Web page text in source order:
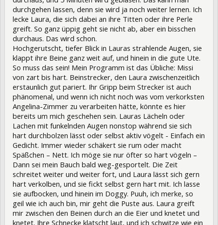
durchgehen lassen, denn sie wird ja noch weiter lernen. Ich
lecke Laura, die sich dabei an ihre Titten oder ihre Perle
greift. So ganz üppig geht sie nicht ab, aber ein bisschen
durchaus. Das wird schon.
Hochgerutscht, tiefer Blick in Lauras strahlende Augen, sie
klappt ihre Beine ganz weit auf, und hinein in die gute Ute.
So muss das sein! Mein Programm ist das Übliche: Missi
von zart bis hart. Beinstrecker, den Laura zwischenzeitlich
erstaunlich gut pariert. Ihr Gripp beim Strecker ist auch
phänomenal, und wenn ich nicht noch was vom verkorksten
Angelina-Zimmer zu verarbeiten hätte, könnte es hier
bereits um mich geschehen sein. Lauras Lächeln oder
Lachen mit funkelnden Augen nonstop während sie sich
hart durchbolzen lässt oder selbst aktiv vögelt - Einfach ein
Gedicht. Immer wieder schäkert sie rum oder macht
Späßchen – Nett. Ich möge sie nur öfter so hart vögeln –
Dann sei mein Bauch bald weg-gesportelt. Die Zeit
schreitet weiter und weiter fort, und Laura lässt sich gern
hart verkolben, und sie fickt selbst gern hart mit. Ich lasse
sie aufbocken, und hinein im Doggy. Puuh, ich merke, so
geil wie ich auch bin, mir geht die Puste aus. Laura greift
mir zwischen den Beinen durch an die Eier und knetet und
knetet. Ihre Schnecke klatscht laut, und ich schwitze wie ein